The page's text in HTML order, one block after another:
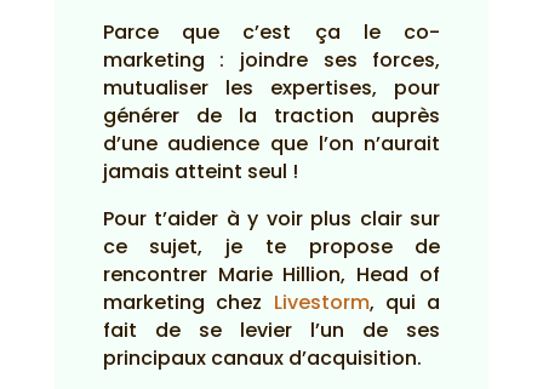
Parce que c’est ça le co-
marketing : joindre ses forces,
mutualiser les expertises, pour
générer de la traction auprès
d’une audience que l’on n’aurait
jamais atteint seul !
Pour t’aider à y voir plus clair sur
ce sujet, je te propose de
rencontrer Marie Hillion, Head of
marketing chez Livestorm, qui a
fait de se levier l’un de ses
principaux canaux d’acquisition.